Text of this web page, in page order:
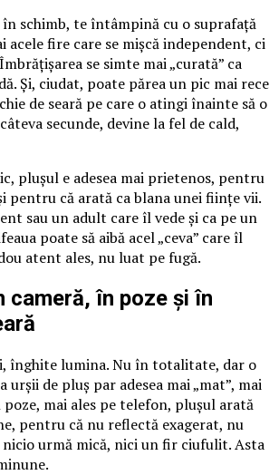
schimb, te întâmpină cu o suprafață
acele fire care se mișcă independent, ci
se simte mai „curată” ca
Și, ciudat, poate părea un pic mai rece
de seară pe care o atingi înainte să o
secunde, devine la fel de cald,
plușul e adesea mai prietenos, pentru
pentru că arată ca blana unei ființe vii.
sau un adult care îl vede și ca pe un
poate să aibă acel „ceva” care îl
atent ales, nu luat pe fugă.
cameră, în poze și în
înghite lumina. Nu în totalitate, dar o
urșii de pluș par adesea mai „mat”, mai
mai ales pe telefon, plușul arată
pentru că nu reflectă exagerat, nu
nicio urmă mică, nici un fir ciufulit. Asta